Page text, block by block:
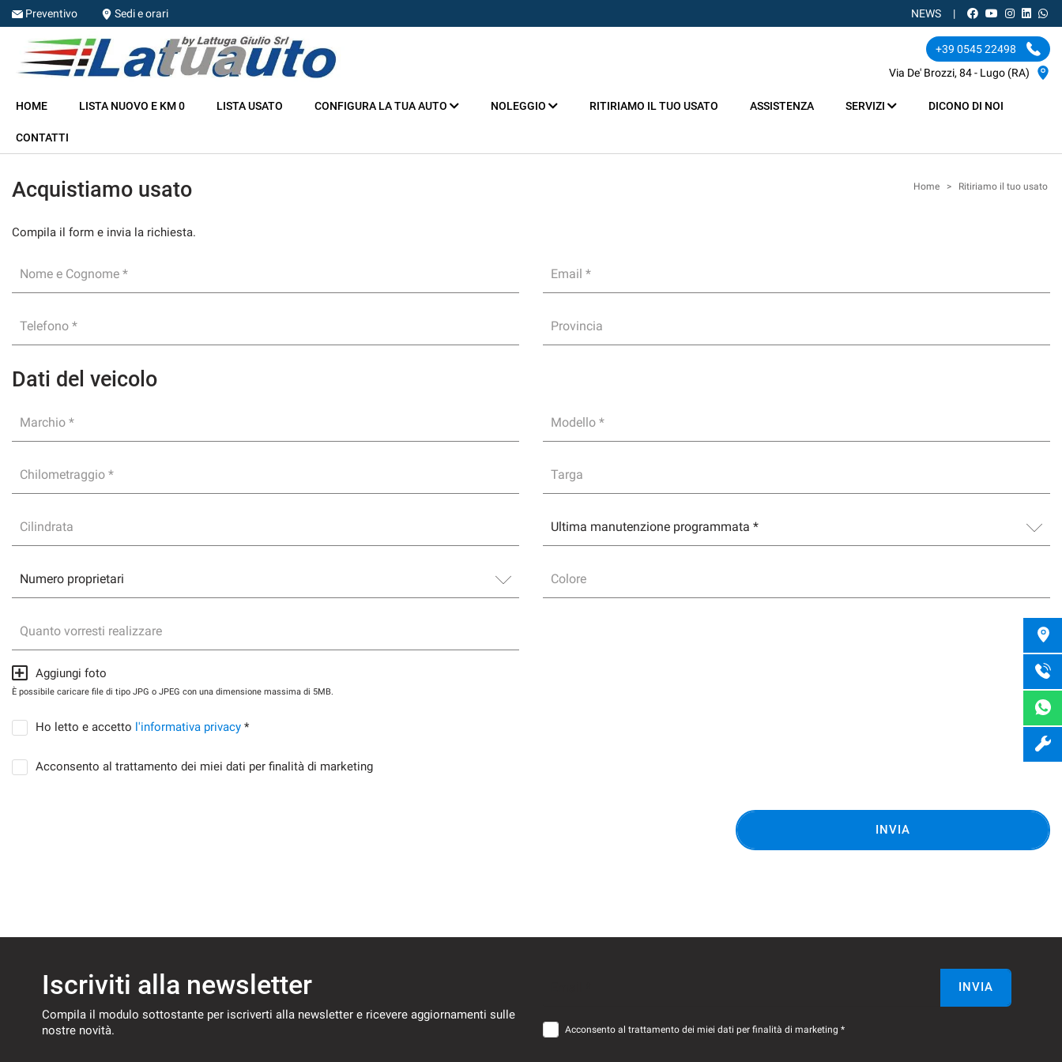
HOME
RITIRIAMO IL TUO USATO
SERVIZI
DICONO DI NOI
CONTATTI
Preventivo Sedi e orari NEWS
+39 0545 22498
Via De' Brozzi, 84 - Lugo (RA)
HOME LISTA NUOVO E KM 0 LISTA USATO CONFIGURA LA TUA AUTO NOLEGGIO RITIRIAMO IL TUO USATO ASSISTENZA SERVIZI DICONO DI NOI
CONTATTI
Acquistiamo usato Home > Ritiriamo il tuo usato
Compila il form e invia la richiesta.
Nome e Cognome * Email *
Telefono * Provincia
Dati del veicolo
Marchio * Modello *
Chilometraggio * Targa
Cilindrata
Colore
Quanto vorresti realizzare
Aggiungi foto
È possibile caricare file di tipo JPG o JPEG con una dimensione massima di 5MB.
Ho letto e accetto l'informativa privacy *
Acconsento al trattamento dei miei dati per finalità di marketing
INVIA
Iscriviti alla newsletter
Compila il modulo sottostante per iscriverti alla newsletter e ricevere aggiornamenti sulle
nostre novità.
INVIA
Acconsento al trattamento dei miei dati per finalità di marketing *